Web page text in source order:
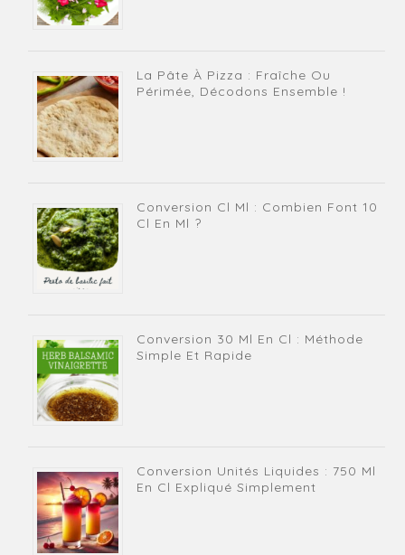
La Pâte À Pizza : Fraîche Ou
Périmée, Décodons Ensemble !
Conversion Cl Ml : Combien Font 10
Cl En Ml ?
Conversion 30 Ml En Cl : Méthode
Simple Et Rapide
Conversion Unités Liquides : 750 Ml
En Cl Expliqué Simplement